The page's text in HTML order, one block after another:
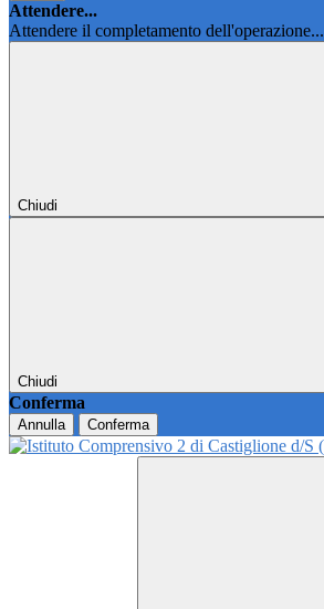
Attendere...
Attendere il completamento dell'operazione...
Chiudi
Chiudi
Conferma
Annulla Conferma